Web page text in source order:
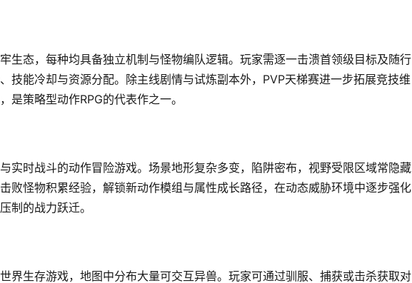
生态，每种均具备独立机制与怪物编队逻辑。玩家需逐一击溃首领级目标及随行
技能冷却与资源分配。除主线剧情与试炼副本外，PVP天梯赛进一步拓展竞技维
是策略型动作RPG的代表作之一。
实时战斗的动作冒险游戏。场景地形复杂多变，陷阱密布，视野受限区域常隐藏
败怪物积累经验，解锁新动作模组与属性成长路径，在动态威胁环境中逐步强化
制的战力跃迁。
界生存游戏，地图中分布大量可交互异兽。玩家可通过驯服、捕获或击杀获取对